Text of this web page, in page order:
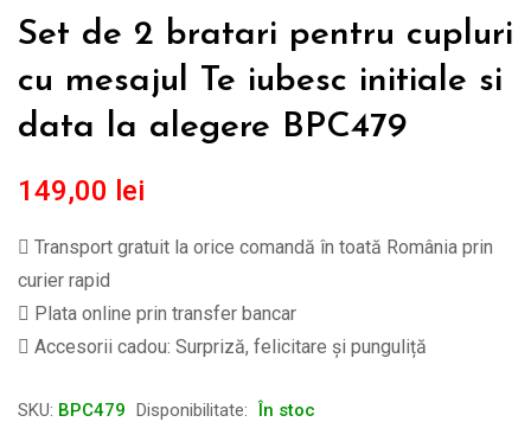
Set de 2 bratari pentru cupluri
cu mesajul Te iubesc initiale si
data la alegere BPC479
149,00 lei
Transport gratuit la orice comandă în toată România prin
curier rapid
Plata online prin transfer bancar
Accesorii cadou: Surpriză, felicitare și punguliță
SKU: BPC479 Disponibilitate: În stoc